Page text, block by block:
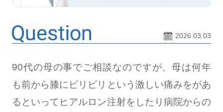
2026.03.03
90代の母の事でご相談なのですが、母は何年
も前から膝にビリビリという激しい痛みをがあ
るといってヒアルロン注射をしたり病院からの